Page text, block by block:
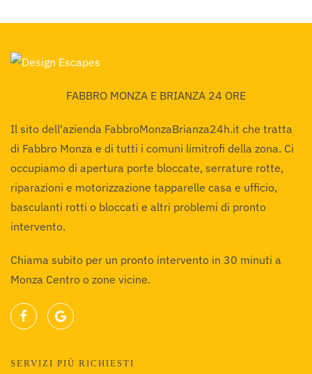
FABBRO MONZA E BRIANZA 24 ORE
Il sito dell'azienda FabbroMonzaBrianza24h.it che tratta
di Fabbro Monza e di tutti i comuni limitrofi della zona. Ci
occupiamo di apertura porte bloccate, serrature rotte,
riparazioni e motorizzazione tapparelle casa e ufficio,
basculanti rotti o bloccati e altri problemi di pronto
intervento.
Chiama subito per un pronto intervento in 30 minuti a
Monza Centro o zone vicine.
SERVIZI PIÙ RICHIESTI